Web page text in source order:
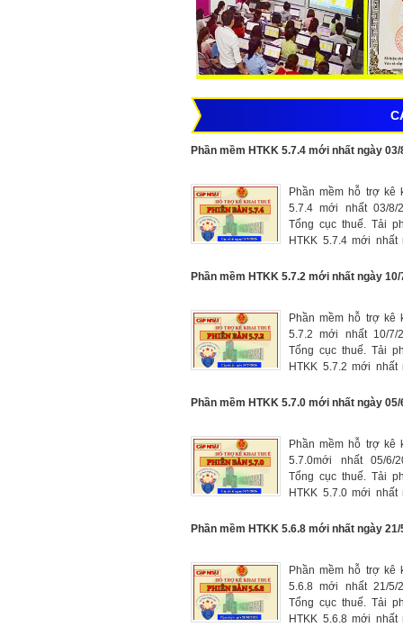
Phần mềm HTKK 5.7.4 mới nhất ngày 03/
Phần mềm hỗ trợ kê
5.7.4 mới nhất 03/8/
Tổng cục thuế. Tải
HTKK 5.7.4 mới nhất
mới nhất năm 2026
Phần mềm HTKK 5.7.2 mới nhất ngày 10/
Phần mềm hỗ trợ kê
5.7.2 mới nhất 10/7/
Tổng cục thuế. Tải
HTKK 5.7.2 mới nhất
mới nhất năm 2026
Phần mềm HTKK 5.7.0 mới nhất ngày 05/
Phần mềm hỗ trợ kê
5.7.0mới nhất 05/6/
Tổng cục thuế. Tải
HTKK 5.7.0 mới nhất
mới nhất năm 2026.
Phần mềm HTKK 5.6.8 mới nhất ngày 21/
Phần mềm hỗ trợ kê
5.6.8 mới nhất 21/5/
Tổng cục thuế. Tải
HTKK 5.6.8 mới nhất